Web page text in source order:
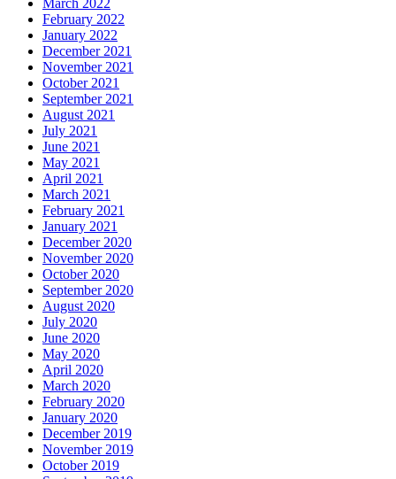
February 2022
January 2022
December 2021
November 2021
October 2021
September 2021
August 2021
July 2021
June 2021
May 2021
April 2021
March 2021
February 2021
January 2021
December 2020
November 2020
October 2020
September 2020
August 2020
July 2020
June 2020
May 2020
April 2020
March 2020
February 2020
January 2020
December 2019
November 2019
October 2019